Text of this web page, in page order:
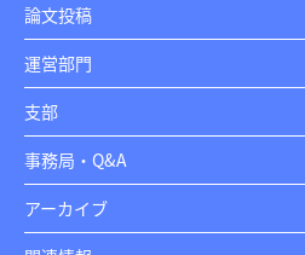
論文投稿
運営部門
支部
事務局・Q&A
アーカイブ